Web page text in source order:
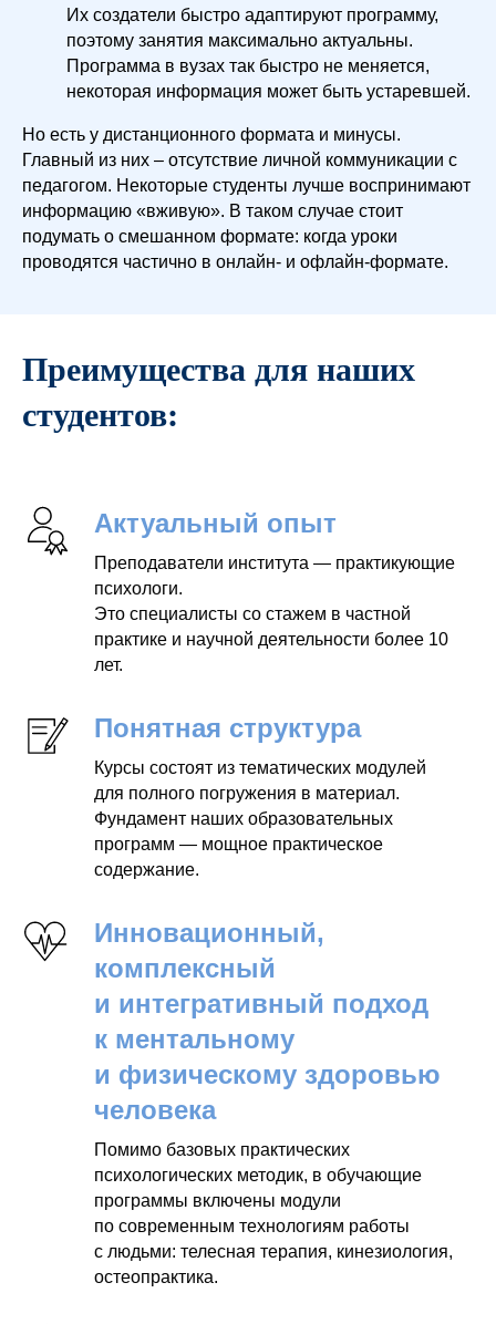
Их создатели быстро адаптируют программу,
поэтому занятия максимально актуальны.
Программа в вузах так быстро не меняется,
некоторая информация может быть устаревшей.
Но есть у дистанционного формата и минусы.
Главный из них – отсутствие личной коммуникации с
педагогом. Некоторые студенты лучше воспринимают
информацию «вживую». В таком случае стоит
подумать о смешанном формате: когда уроки
проводятся частично в онлайн- и офлайн-формате.
Преимущества для наших
студентов:
Актуальный опыт
Преподаватели института — практикующие
психологи.
Это специалисты со стажем в частной
практике и научной деятельности более 10
лет.
Понятная структура
Курсы состоят из тематических модулей
для полного погружения в материал.
Фундамент наших образовательных
программ — мощное практическое
содержание.
Инновационный,
комплексный
и интегративный подход
к ментальному
и физическому здоровью
человека
Помимо базовых практических
психологических методик, в обучающие
программы включены модули
по современным технологиям работы
с людьми: телесная терапия, кинезиология,
остеопрактика.